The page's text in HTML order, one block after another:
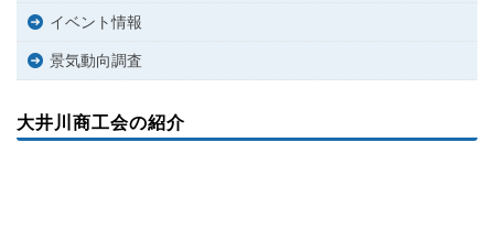
イベント情報
景気動向調査
大井川商工会の紹介